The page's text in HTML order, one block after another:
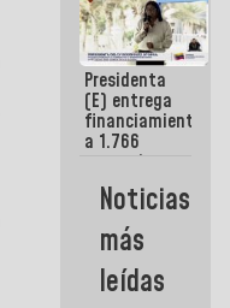
siempre
estará
acompañada
por el
Gobierno
Nacional
Presidenta
(E) entrega
financiamientos
a 1.766
comerciantes
emprendedores
afectados
por
terremotos
Noticias
más
leídas